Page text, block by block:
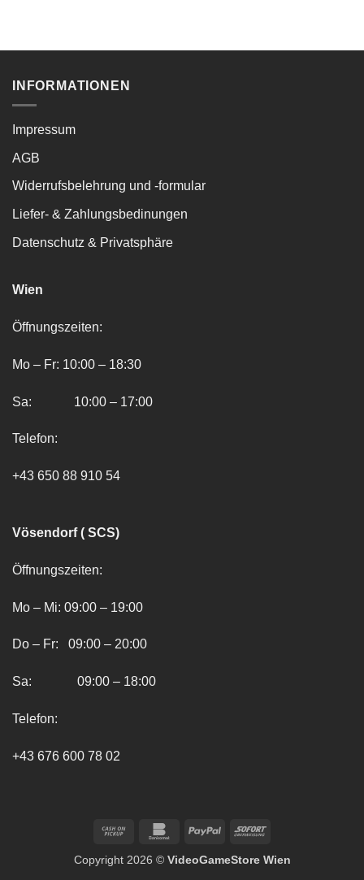
INFORMATIONEN
Impressum
AGB
Widerrufsbelehrung und -formular
Liefer- & Zahlungsbedinungen
Datenschutz & Privatsphäre
Wien
Öffnungszeiten:
Mo – Fr: 10:00 – 18:30
Sa: 10:00 – 17:00
Telefon:
+43 650 88 910 54
Vösendorf ( SCS)
Öffnungszeiten:
Mo – Mi: 09:00 – 19:00
Do – Fr: 09:00 – 20:00
Sa: 09:00 – 18:00
Telefon:
+43 676 600 78 02
Cash
Pickup
BankomatPayPal Sofort
Copyright 2026 © VideoGameStore Wien